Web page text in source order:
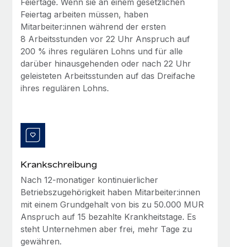
Niederlassungen
Mobilität und Relocation
Mühelose Relocation von Mitarbeiter:innen
Benefits
Mühelose Verwaltung von Benefits
Management und Payroll
Reverse Tech auf einen Blick Das Gesundheits- und
Mehr erfahren
Den Blog erkunden
BLOG
Neues zu Remote-Produkten: Integration mit
Gusto und Zero und Contractor Management
Plus
Mehr erfahren
Wie Phiture 55 Mitarbeiter:innen in 19 Ländern
mit Remote verwaltet
Phiture ist der unumstrittene Marktführer im Bereich der
Wachstumsberatung für mobile Apps. Das...
Mehr erfahren
Feiertag arbeiten müssen, haben
Mitarbeiter:innen während der ersten
8 Arbeitsstunden vor 22 Uhr Anspruch auf
200 % ihres regulären Lohns und für alle
darüber hinausgehenden oder nach 22 Uhr
geleisteten Arbeitsstunden auf das Dreifache
ihres regulären Lohns.
Krankschreibung
Nach 12-monatiger kontinuierlicher
Betriebszugehörigkeit haben Mitarbeiter:innen
mit einem Grundgehalt von bis zu 50.000 MUR
Anspruch auf 15 bezahlte Krankheitstage. Es
steht Unternehmen aber frei, mehr Tage zu
gewähren.